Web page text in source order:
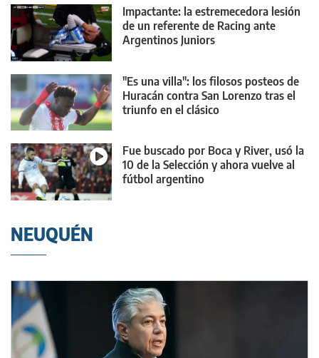
Impactante: la estremecedora lesión
de un referente de Racing ante
Argentinos Juniors
"Es una villa": los filosos posteos de
Huracán contra San Lorenzo tras el
triunfo en el clásico
Fue buscado por Boca y River, usó la
10 de la Selección y ahora vuelve al
fútbol argentino
NEUQUÉN